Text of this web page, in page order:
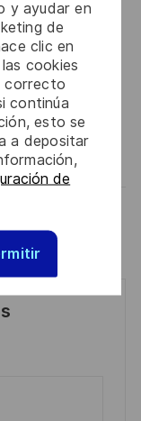
y ayudar en
de
clic en
cookies
correcto
continúa
esto se
a depositar
de
meilleur
!